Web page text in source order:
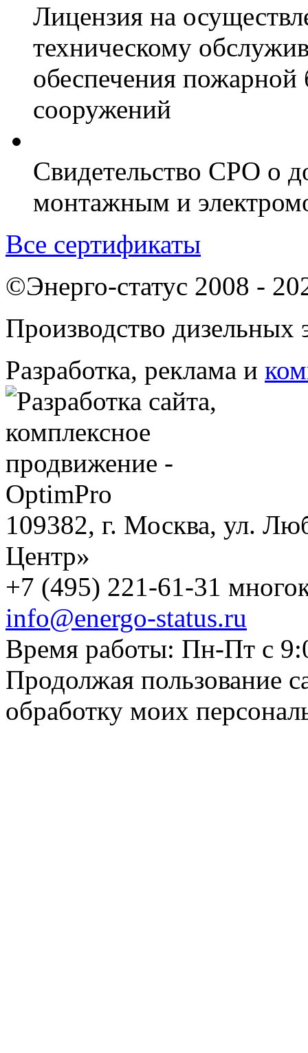
Лицензия на
техническому
обеспечения пожарной
сооружений
Свидетельство СРО о
монтажным и
Все сертификаты
©Энерго-статус 2008 -
Производство дизельных
Разработка, реклама и
109382, г. Москва, ул.
Центр»
+7 (495) 221-61-31
info@energo-status.ru
Время работы: Пн-Пт с
Продолжая пользование
обработку моих